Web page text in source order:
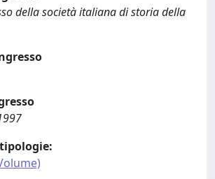
della società italiana di storia della